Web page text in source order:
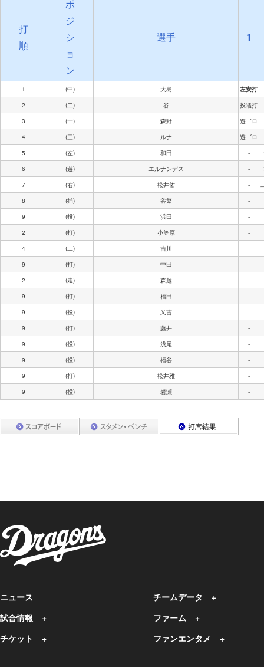
打
順
ポ
ジ
シ
ョ
ン
選手 1
1 (中) 大島
左安打
2
(二) 谷
投犠打
3
(一) 森野
遊ゴロ
4
(三) ルナ
遊ゴロ
5
(左) 和田 -
6
(遊) エルナンデス -
7
(右) 松井佑 -
8
(捕) 谷繁
-
9
(投) 浜田
-
2
(打) 小笠原
-
4
(二) 吉川
-
9
(打) 中田
-
2
(走) 森越
-
9
(打) 福田
-
9
(投) 又吉
-
9
(打) 藤井
-
9
(投) 浅尾
-
9
(投) 福谷
-
9
(打) 松井雅
-
9
(投) 岩瀬 -
ニュース
試合情報
チケット
チームデータ
ファーム
ファンエンタメ